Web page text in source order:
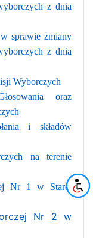
z dnia
sprawie zmiany
z dnia
Wyborczych
oraz
i składów
na terenie
Nr 1 w Starej
Nr 2 w